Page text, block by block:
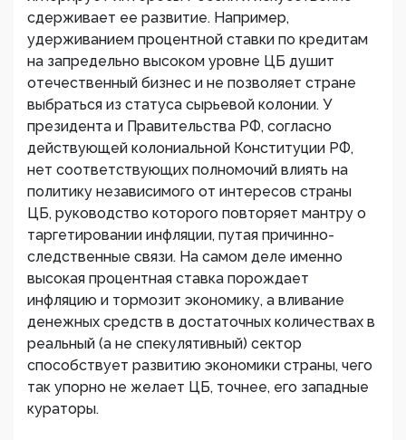
сдерживает ее развитие. Например,
удерживанием процентной ставки по кредитам
на запредельно высоком уровне ЦБ душит
отечественный бизнес и не позволяет стране
выбраться из статуса сырьевой колонии. У
президента и Правительства РФ, согласно
действующей колониальной Конституции РФ,
нет соответствующих полномочий влиять на
политику независимого от интересов страны
ЦБ, руководство которого повторяет мантру о
таргетировании инфляции, путая причинно-
следственные связи. На самом деле именно
высокая процентная ставка порождает
инфляцию и тормозит экономику, а вливание
денежных средств в достаточных количествах в
реальный (а не спекулятивный) сектор
способствует развитию экономики страны, чего
так упорно не желает ЦБ, точнее, его западные
кураторы.